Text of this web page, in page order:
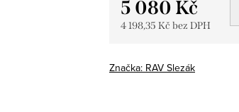
5 080 Kč
4 198,35 Kč bez DPH
Značka: RAV Slezák